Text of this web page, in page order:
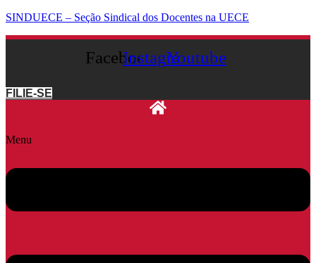
SINDUECE – Seção Sindical dos Docentes na UECE
FacebookInstagramYoutube
FILIE-SE
Menu